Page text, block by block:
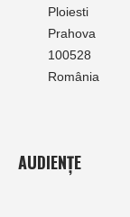
Ploiesti
Prahova
100528
România
AUDIENȚE